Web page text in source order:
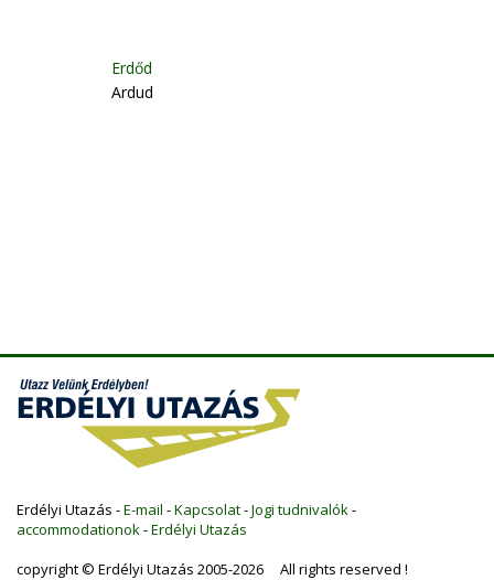
Erdőd
Ardud
Erdélyi Utazás -E-mail -Kapcsolat-Jogi tudnivalók-
accommodationok-Erdélyi Utazás
copyright © Erdélyi Utazás 2005-2026 All rights reserved !